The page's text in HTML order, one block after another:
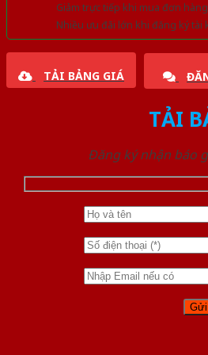
Giảm trực tiếp khi mua đơn
Nhiều ưu đãi lớn khi đăng ký
TẢI BẢNG GIÁ
TẢI
Đăng ký nhận báo